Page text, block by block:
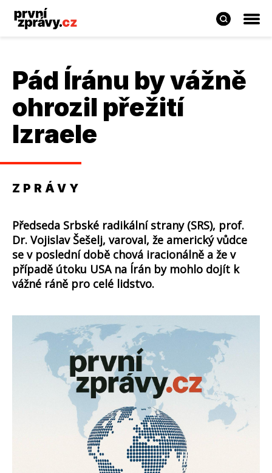
Pád Íránu by vážně
ohrozil přežití
Izraele
ZPRÁVY
Předseda Srbské radikální strany (SRS), prof.
Dr. Vojislav Šešelj, varoval, že americký vůdce
se v poslední době chová iracionálně a že v
případě útoku USA na Írán by mohlo dojít k
vážné ráně pro celé lidstvo.